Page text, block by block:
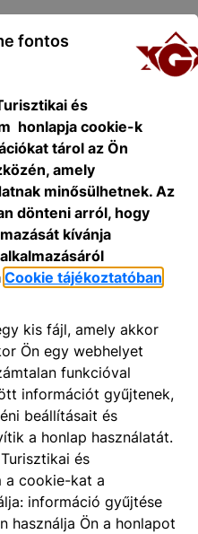
fontos
és
honlapja cookie-k
tárol az Ön
amely
minősülhetnek. Az
dönteni arról, hogy
kívánja
Cookie tájékoztatóban
kis fájl, amely akkor
Ön egy webhelyet
funkcióval
információt gyűjtenek,
beállításait és
a honlap használatát.
és
a cookie-kat a
információ gyűjtése
használja Ön a honlapot